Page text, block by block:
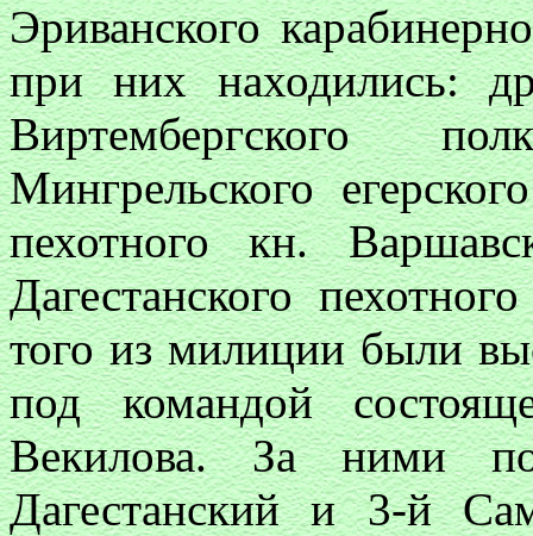
Эриванского
при них находились:
Виртембергского
Мингрельского
пехотного кн.
Дагестанского
того из милиции были
под командой
Векилова. За ними
Дагестанский и 3-й